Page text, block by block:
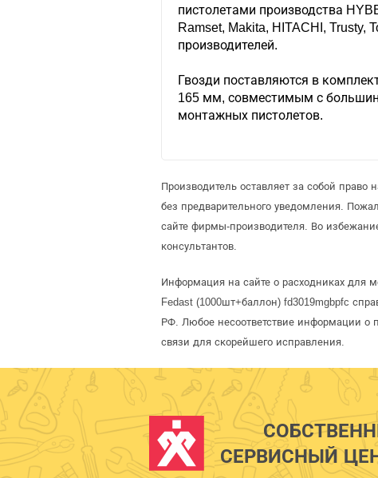
пистолетами производства
Ramset, Makita, HITACHI, Trusty,
производителей.
Гвозди поставляются в
165 мм, совместимым с
монтажных пистолетов.
Производитель оставляет за собой
без предварительного уведомления.
сайте фирмы-производителя. Во
консультантов.
Информация на сайте о расходниках для
Fedast (1000шт+баллон) fd3019mgbpfc
РФ. Любое несоответствие информации о
связи для скорейшего исправления.
СЕРВИСНЫЙ